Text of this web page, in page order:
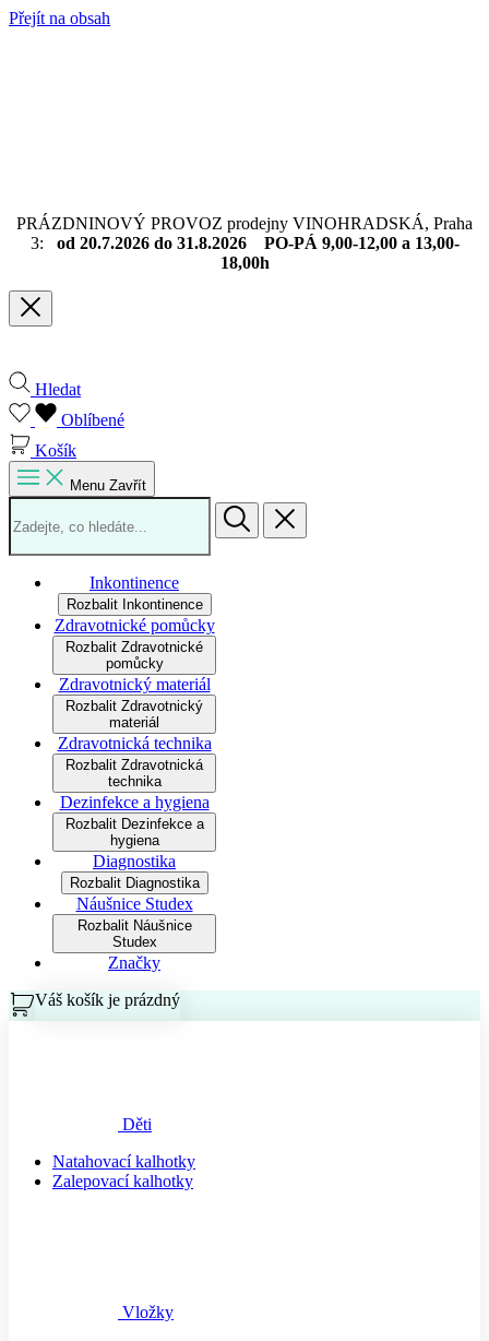
Přejít na obsah
PRÁZDNINOVÝ PROVOZ prodejny VINOHRADSKÁ, Praha
3: od 20.7.2026 do 31.8.2026 PO-PÁ 9,00-12,00 a 13,00-
18,00h
Hledat
Oblíbené
Košík
Menu Zavřít
Inkontinence
Rozbalit Inkontinence
Zdravotnické pomůcky
Rozbalit Zdravotnické
pomůcky
Zdravotnický materiál
Rozbalit Zdravotnický
materiál
Zdravotnická technika
Rozbalit Zdravotnická
technika
Dezinfekce a hygiena
Rozbalit Dezinfekce a
hygiena
Diagnostika
Rozbalit Diagnostika
Náušnice Studex
Rozbalit Náušnice
Studex
Značky
Váš košík je prázdný
Děti
Natahovací kalhotky
Zalepovací kalhotky
Vložky